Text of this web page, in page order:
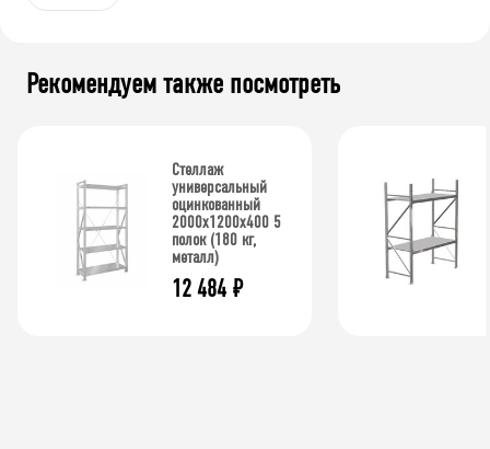
Рекомендуем также посмотреть
Стеллаж
универсальный
оцинкованный
2000x1200x400 5
полок (180 кг,
металл)
12 484 ₽